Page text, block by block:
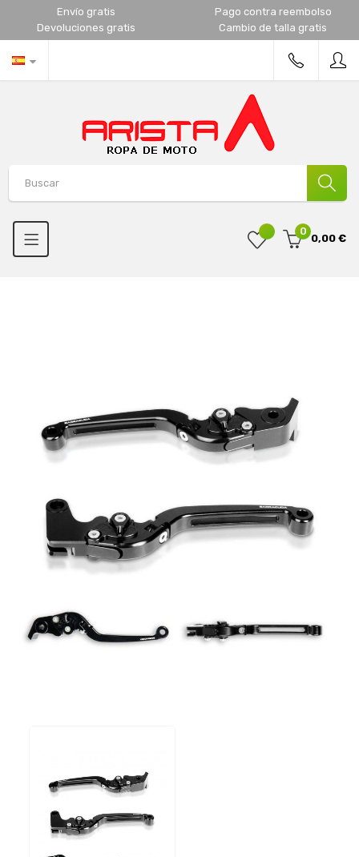
Envío gratis
Pago contra reembolso
Devoluciones gratis
Cambio de talla gratis
0
0,00 €